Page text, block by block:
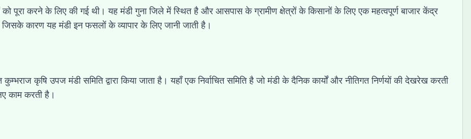
पूरा करने के लिए की गई थी। यह मंडी गुना जिले में स्थित है और आसपास के ग्रामीण क्षेत्रों के किसानों के लिए एक महत्वपूर्ण बाजार केंद्र
कारण यह मंडी इन फसलों के व्यापार के लिए जानी जाती है।
कृषि उपज मंडी समिति द्वारा किया जाता है। यहाँ एक निर्वाचित समिति है जो मंडी के दैनिक कार्यों और नीतिगत निर्णयों की देखरेख करती
काम करती है।